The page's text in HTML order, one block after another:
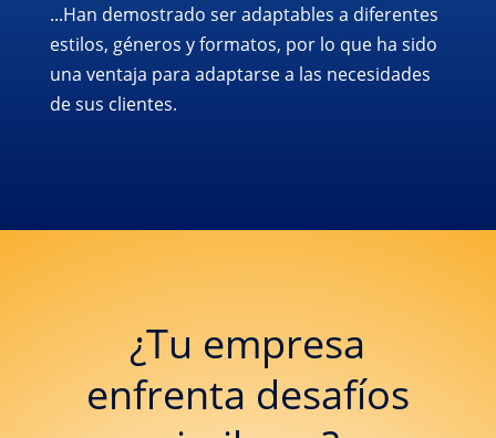
...Han demostrado ser adaptables a diferentes
estilos, géneros y formatos, por lo que ha sido
una ventaja para adaptarse a las necesidades
de sus clientes.
¿Tu empresa
enfrenta desafíos